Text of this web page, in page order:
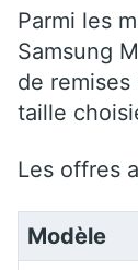
Parmi les
Samsung
de
taille
Les offres
Modèle